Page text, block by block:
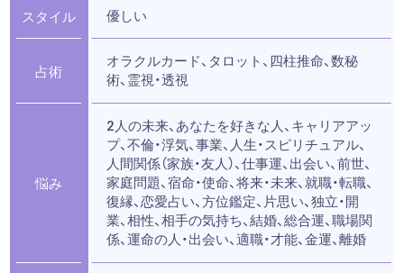
スタイル 優しい
占術
オラクルカード、タロット、四柱推命、数秘
術、霊視・透視
悩み
2人の未来、あなたを好きな人、キャリアアッ
プ、不倫・浮気、事業、人生・スピリチュアル、
人間関係（家族・友人）、仕事運、出会い、前世、
家庭問題、宿命・使命、将来・未来、就職・転職、
復縁、恋愛占い、方位鑑定、片思い、独立・開
業、相性、相手の気持ち、結婚、総合運、職場関
係、運命の人・出会い、適職・才能、金運、離婚